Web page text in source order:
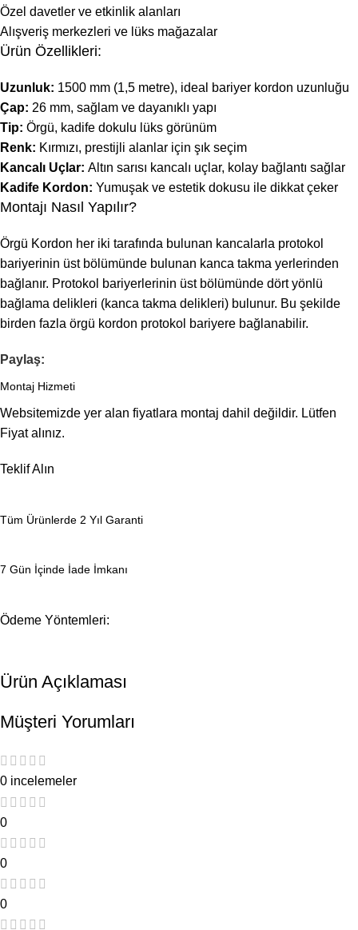
Özel davetler ve etkinlik alanları
Alışveriş merkezleri ve lüks mağazalar
Ürün Özellikleri:
Uzunluk: 1500 mm (1,5 metre), ideal bariyer kordon uzunluğu
Çap: 26 mm, sağlam ve dayanıklı yapı
Tip: Örgü, kadife dokulu lüks görünüm
Renk: Kırmızı, prestijli alanlar için şık seçim
Kancalı Uçlar: Altın sarısı kancalı uçlar, kolay bağlantı sağlar
Kadife Kordon: Yumuşak ve estetik dokusu ile dikkat çeker
Montajı Nasıl Yapılır?
Örgü Kordon her iki tarafında bulunan kancalarla protokol
bariyerinin üst bölümünde bulunan kanca takma yerlerinden
bağlanır. Protokol bariyerlerinin üst bölümünde dört yönlü
bağlama delikleri (kanca takma delikleri) bulunur. Bu şekilde
birden fazla örgü kordon protokol bariyere bağlanabilir.
Paylaş:
Montaj Hizmeti
Websitemizde yer alan fiyatlara montaj dahil değildir. Lütfen
Fiyat alınız.
Teklif Alın
Tüm Ürünlerde 2 Yıl Garanti
7 Gün İçinde İade İmkanı
Ödeme Yöntemleri:
Ürün Açıklaması
Müşteri Yorumları
0 incelemeler
0
0
0